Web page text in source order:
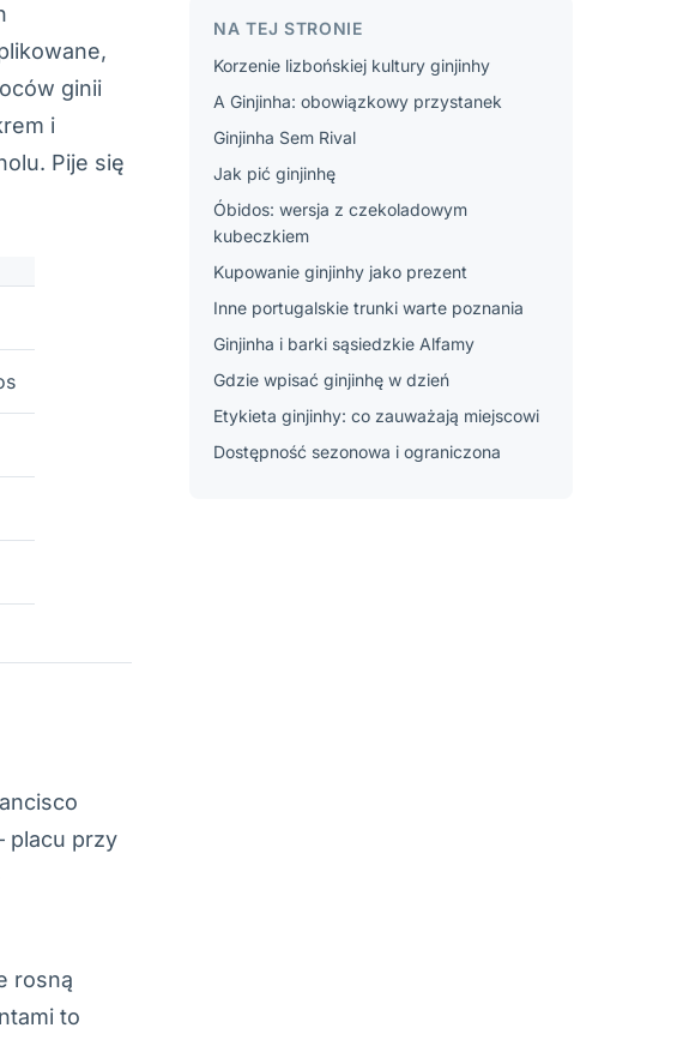
ginii
i
Pije się
placu przy
rosną
to
NA TEJ STRONIE
Korzenie lizbońskiej kultury ginjinhy
A Ginjinha: obowiązkowy przystanek
Ginjinha Sem Rival
Jak pić ginjinhę
Óbidos: wersja z czekoladowym
kubeczkiem
Kupowanie ginjinhy jako prezent
Inne portugalskie trunki warte poznania
Ginjinha i barki sąsiedzkie Alfamy
Gdzie wpisać ginjinhę w dzień
Etykieta ginjinhy: co zauważają miejscowi
Dostępność sezonowa i ograniczona